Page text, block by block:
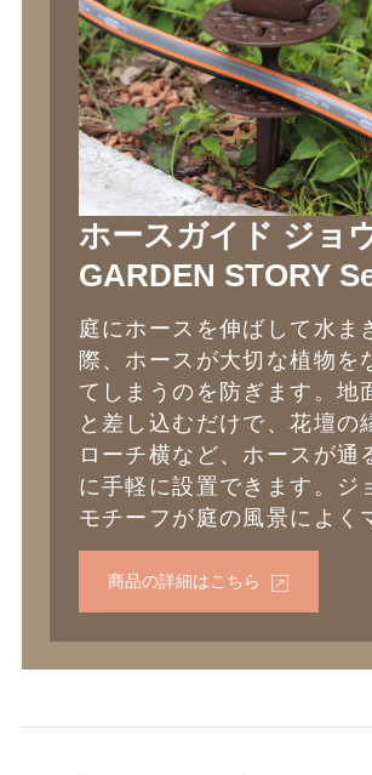
ホースガイド ジョ
GARDEN STORY
庭にホースを伸ばして水ま
際、ホースが大切な植物を
てしまうのを防ぎます。地
と差し込むだけで、花壇の
ローチ横など、ホースが通
に手軽に設置できます。ジ
モチーフが庭の風景によく
商品の詳細はこちら